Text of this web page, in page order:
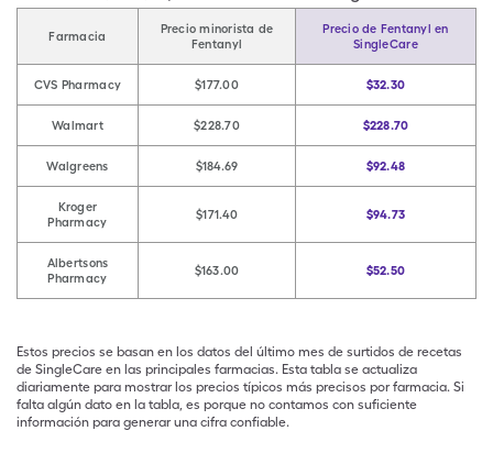
Farmacia
Precio minorista de
Fentanyl
Precio de Fentanyl en
SingleCare
CVS Pharmacy $177.00 $32.30
Walmart $228.70 $228.70
Walgreens $184.69 $92.48
Kroger
Pharmacy
$171.40 $94.73
Albertsons
Pharmacy
$163.00 $52.50
Estos precios se basan en los datos del último mes de surtidos de recetas
de SingleCare en las principales farmacias. Esta tabla se actualiza
diariamente para mostrar los precios típicos más precisos por farmacia. Si
falta algún dato en la tabla, es porque no contamos con suficiente
información para generar una cifra confiable.